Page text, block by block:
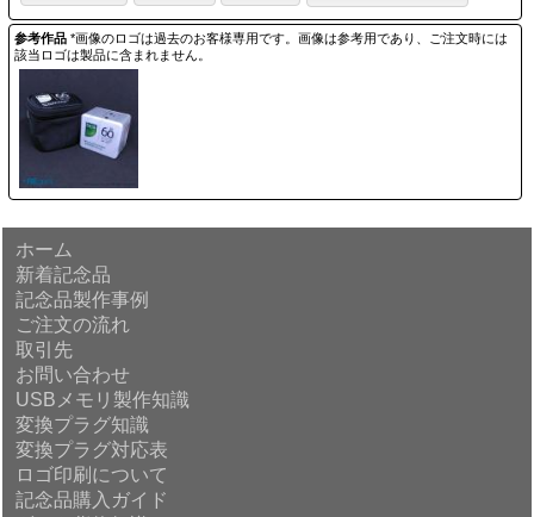
参考作品 *画像のロゴは過去のお客様専用です。画像は参考用であり、ご注文時には
該当ロゴは製品に含まれません。
ホーム
新着記念品
記念品製作事例
ご注文の流れ
取引先
お問い合わせ
USBメモリ製作知識
変換プラグ知識
変換プラグ対応表
ロゴ印刷について
記念品購入ガイド